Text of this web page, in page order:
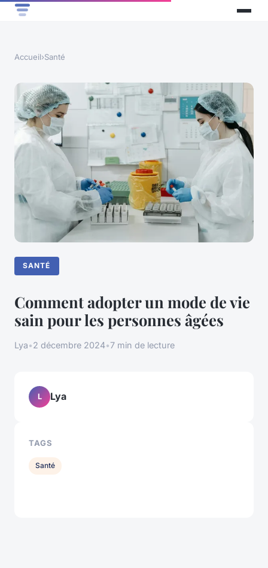
Accueil›Santé
SANTÉ
Comment adopter un mode de vie
sain pour les personnes âgées
Lya•2 décembre 2024•7 min de lecture
L Lya
TAGS
Santé